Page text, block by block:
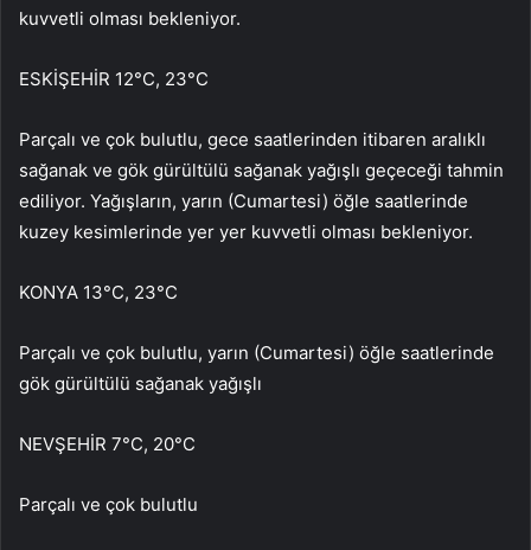
kuvvetli olması bekleniyor.
ESKİŞEHİR 12°C, 23°C
Parçalı ve çok bulutlu, gece saatlerinden itibaren aralıklı
sağanak ve gök gürültülü sağanak yağışlı geçeceği tahmin
ediliyor. Yağışların, yarın (Cumartesi) öğle saatlerinde
kuzey kesimlerinde yer yer kuvvetli olması bekleniyor.
KONYA 13°C, 23°C
Parçalı ve çok bulutlu, yarın (Cumartesi) öğle saatlerinde
gök gürültülü sağanak yağışlı
NEVŞEHİR 7°C, 20°C
Parçalı ve çok bulutlu